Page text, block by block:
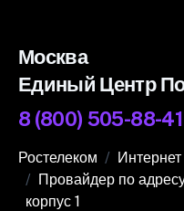
Москва
Единый Центр
8 (800) 505-88-41
Ростелеком
Интернет
Провайдер по
корпус 1